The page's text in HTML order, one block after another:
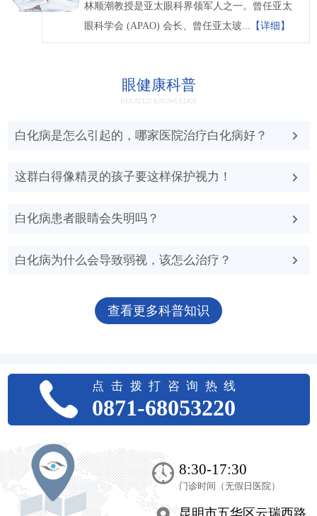
林顺潮教授是亚太眼科界领军人之一。曾任亚太
眼科学会 (APAO) 会长、曾任亚太玻... 【详细】
眼健康科普
RELATED KNOWLEDGE
白化病是怎么引起的，哪家医院治疗白化病好？
这群白得像精灵的孩子要这样保护视力！
白化病患者眼睛会失明吗？
白化病为什么会导致弱视，该怎么治疗？
查看更多科普知识
点击拨打咨询热线
0871-68053220
8:30-17:30
门诊时间（无假日医院）
昆明市五华区云瑞西路